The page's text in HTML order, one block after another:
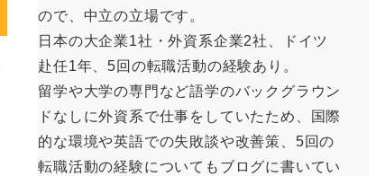
ので、中立の立場です。
日本の大企業1社・外資系企業2社、ドイツ
赴任1年、5回の転職活動の経験あり。
留学や大学の専門など語学のバックグラウン
ドなしに外資系で仕事をしていたため、国際
的な環境や英語での失敗談や改善策、5回の
転職活動の経験についてもブログに書いてい